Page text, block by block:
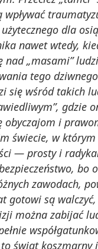
dla
nawet wtedy,
nad „masami”
tego dziwnego
się wśród takich
obyczajom i
świecie, w
— prosty i
bo
zawodach,
gotowi są
można zabijać
świat